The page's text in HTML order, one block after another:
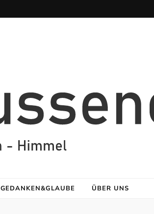
GEDANKEN&GLAUBE ÜBER UNS